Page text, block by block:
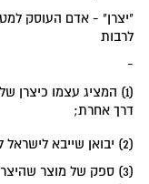
"יצרן" - אדם העוסק
לרבות
-
(1) המציג עצמו כיצרן
דרך אחרת;
(2) יבואן שייבא לישראל למטרות מסחריות מוצר שיוצר בחוץ לארץ;
(3) ספק של מוצר